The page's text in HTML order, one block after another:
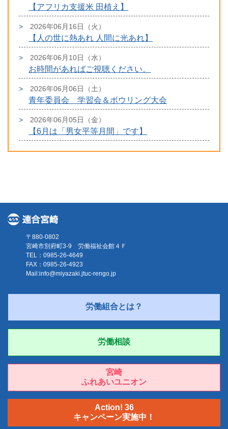
【アフリカ支援米 田植え】
2026年06月16日（火）
【人の世に熱あれ 人間に光あれ】
2026年06月10日（水）
お時間があればご視聴ください。
2026年06月06日（土）
青年委員会 学習会＆ボウリング大会
2026年06月05日（金）
【6月は「男女平等月間」です】
〒880-0802
宮崎市別府町3-9 労働福祉会館４Ｆ
TEL：0985-26-4649
FAX：0985-26-4923
Mail:info@miyazaki.jtuc-rengo.jp
労働組合とは？
労働相談
宮崎
ふれあいユニオン
Action! 36
キャンペーン実施中！